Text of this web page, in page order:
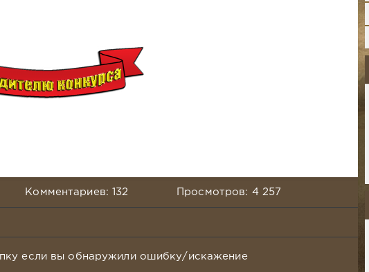
Комментариев: 132 Просмотров: 4 257
если вы обнаружили ошибку/искажение